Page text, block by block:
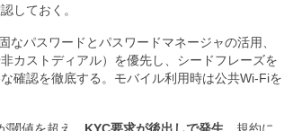
しておく。
なパスワードとパスワードマネージャの活用、
カストディアル）を優先し、シードフレーズを
確認を徹底する。モバイル利用時は公共Wi-Fiを